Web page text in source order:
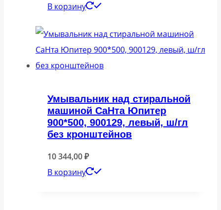
В корзину
Умывальник над стиральной
машиной СаНта Юпитер
900*500, 900129, левый, ш/гл
без кронштейнов
10 344,00₽
В корзину